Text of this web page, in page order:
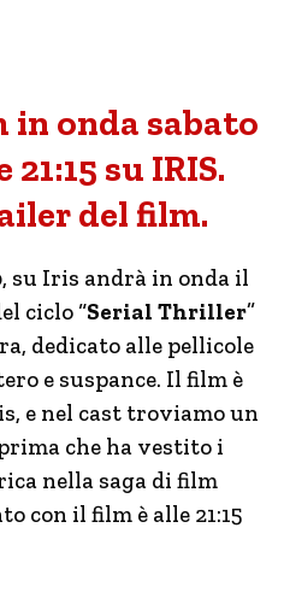
onda sabato
su IRIS.
del film.
, su Iris andrà in onda il
ciclo “Serial Thriller”
dedicato alle pellicole
e suspance. Il film è
e nel cast troviamo un
che ha vestito i
nella saga di film
con il film è alle 21:15